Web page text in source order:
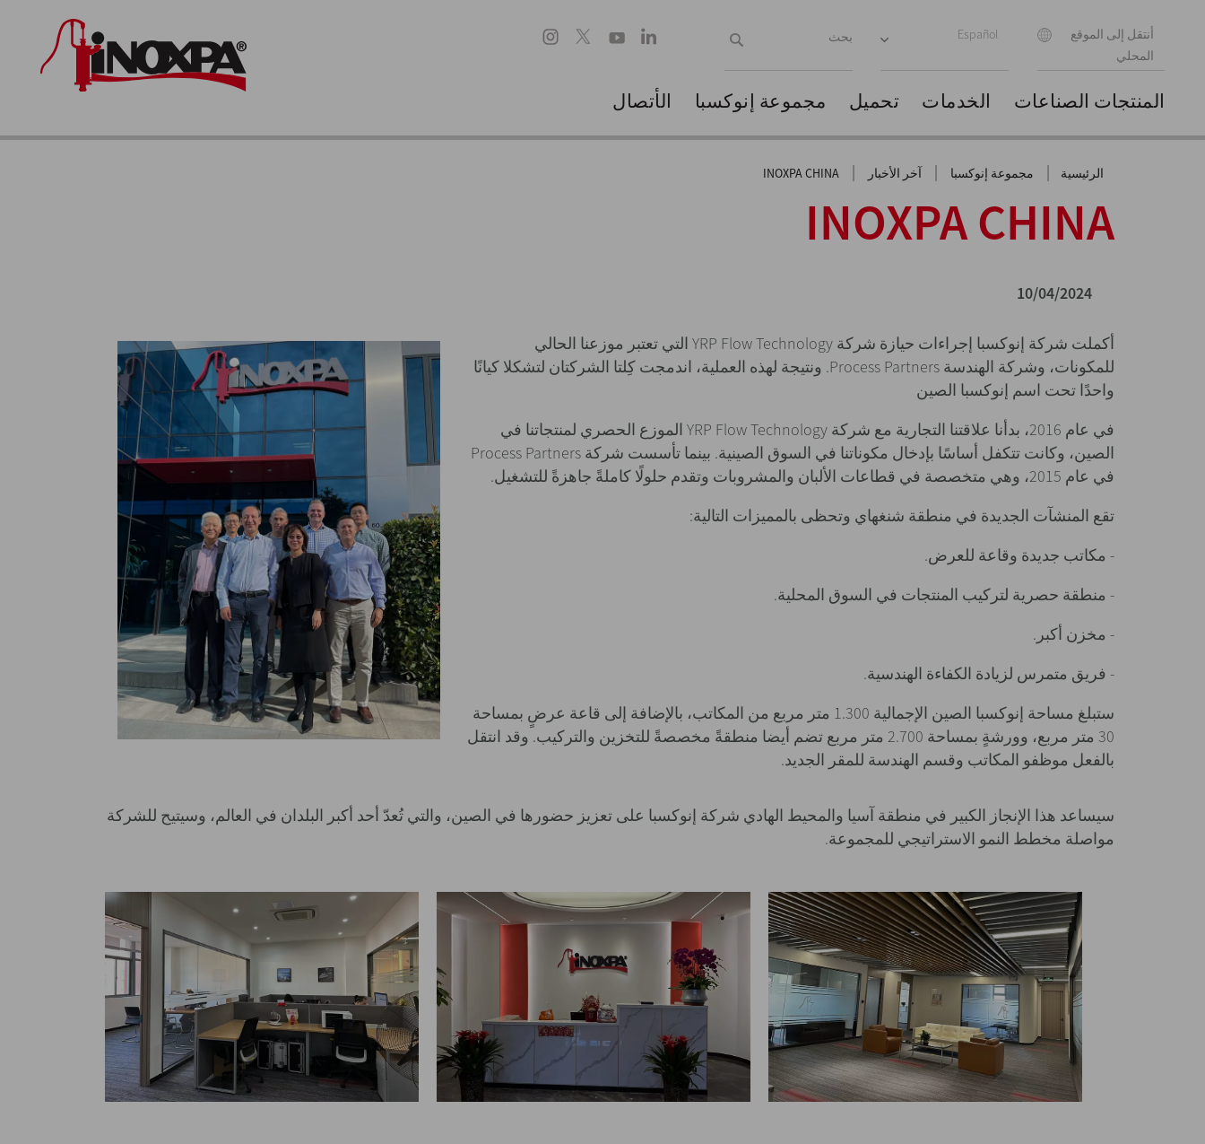
أنتقل إلى الموقع
المحلي
Español
المنتجات الصناعات الخدمات تحميل مجموعة إنوكسبا الأتصال
الرئيسية | مجموعة إنوكسبا | آخر الأخبار |
INOXPA CHINA
INOXPA CHINA
10/04/2024
أكملت شركة إنوكسبا إجراءات حيازة شركة YRP Flow Technology التي تعتبر موزعنا الحالي
للمكونات، وشركة الهندسة Process Partners. ونتيجة لهذه العملية، اندمجت كِلتا الشركتان لتشكلا كيانًا
واحدًا تحت اسم إنوكسبا الصين
في عام 2016، بدأنا علاقتنا التجارية مع شركة YRP Flow Technology الموزع الحصري لمنتجاتنا في
الصين، وكانت تتكفل أساسًا بإدخال مكوناتنا في السوق الصينية. بينما تأسست شركة Process Partners
في عام 2015، وهي متخصصة في قطاعات الألبان والمشروبات وتقدم حلولًا كاملةً جاهزةً للتشغيل.
تقع المنشآت الجديدة في منطقة شنغهاي وتحظى بالمميزات التالية:
- مكاتب جديدة وقاعة للعرض.
- منطقة حصرية لتركيب المنتجات في السوق المحلية.
- مخزن أكبر.
- فريق متمرس لزيادة الكفاءة الهندسية.
ستبلغ مساحة إنوكسبا الصين الإجمالية 1.300 متر مربع من المكاتب، بالإضافة إلى قاعة عرضٍ بمساحة
30 متر مربع، وورشةٍ بمساحة 2.700 متر مربع تضم أيضا منطقةً مخصصةً للتخزين والتركيب. وقد انتقل
بالفعل موظفو المكاتب وقسم الهندسة للمقر الجديد.
سيساعد هذا الإنجاز الكبير في منطقة آسيا والمحيط الهادي شركة إنوكسبا على تعزيز حضورها في الصين، والتي تُعدّ أحد أكبر البلدان في العالم، وسيتيح للشركة
مواصلة مخطط النمو الاستراتيجي للمجموعة.